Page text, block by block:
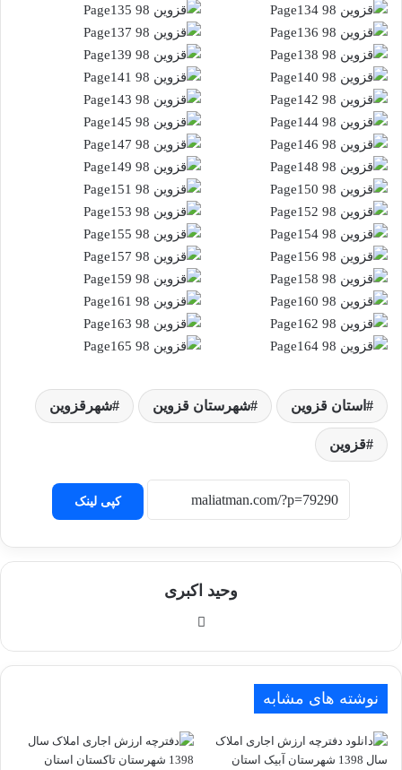
استان قزوین شهرستان قزوین شهرقزوین
قزوین
کپی لینک
وحید اکبری
نوشته های مشابه